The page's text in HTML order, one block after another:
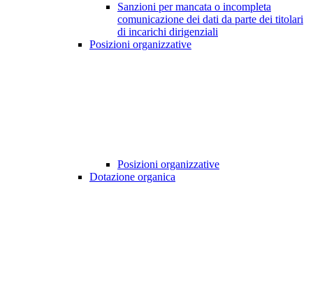
Sanzioni per mancata o incompleta
comunicazione dei dati da parte dei titolari
di incarichi dirigenziali
Posizioni organizzative
Posizioni organizzative
Dotazione organica